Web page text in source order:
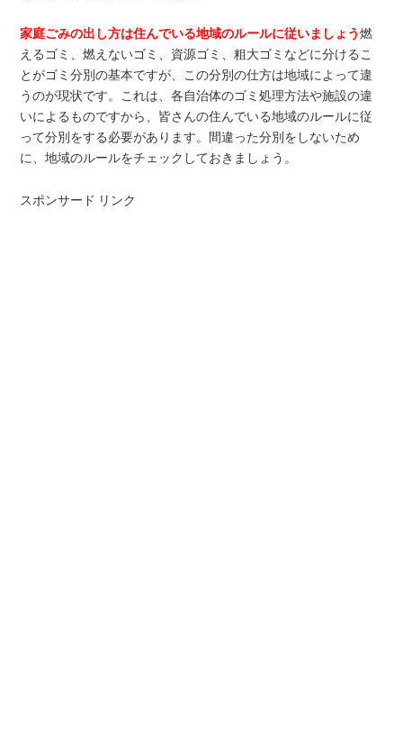
家庭ごみの出し方は住んでいる地域のルールに従いましょう燃
えるゴミ、燃えないゴミ、資源ゴミ、粗大ゴミなどに分けるこ
とがゴミ分別の基本ですが、この分別の仕方は地域によって違
うのが現状です。これは、各自治体のゴミ処理方法や施設の違
いによるものですから、皆さんの住んでいる地域のルールに従
って分別をする必要があります。間違った分別をしないため
に、地域のルールをチェックしておきましょう。
スポンサード リンク